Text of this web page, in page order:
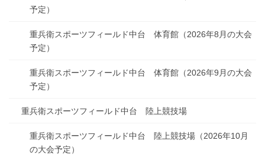
予定）
重兵衛スポーツフィールド中台 体育館（2026年8月の大会
予定）
重兵衛スポーツフィールド中台 体育館（2026年9月の大会
予定）
重兵衛スポーツフィールド中台 陸上競技場
重兵衛スポーツフィールド中台 陸上競技場（2026年10月
の大会予定）